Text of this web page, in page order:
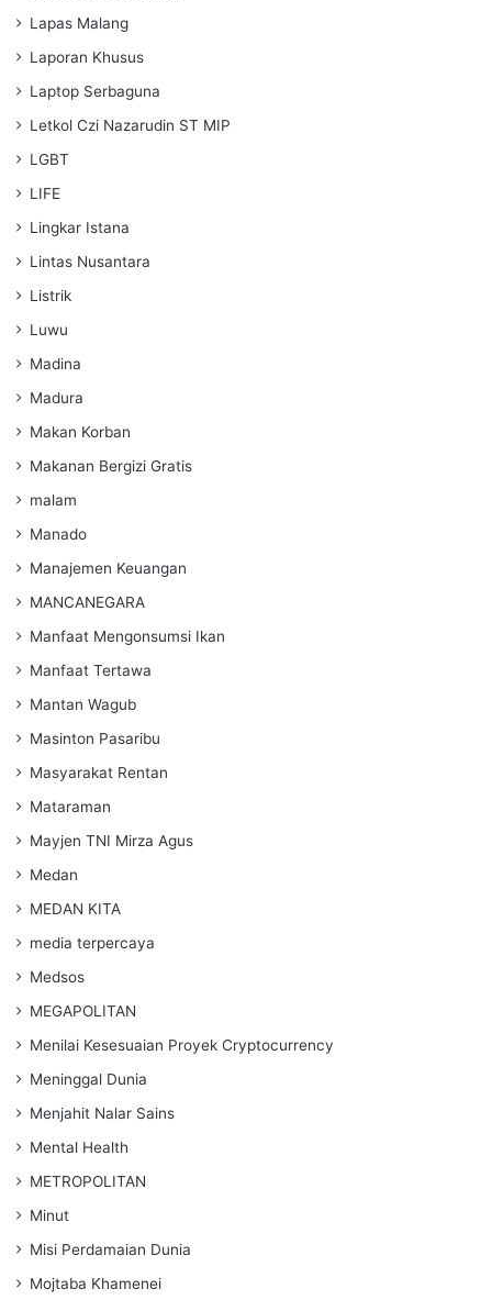
Lapas Malang
Laporan Khusus
Laptop Serbaguna
Letkol Czi Nazarudin ST MIP
LGBT
LIFE
Lingkar Istana
Lintas Nusantara
Listrik
Luwu
Madina
Madura
Makan Korban
Makanan Bergizi Gratis
malam
Manado
Manajemen Keuangan
MANCANEGARA
Manfaat Mengonsumsi Ikan
Manfaat Tertawa
Mantan Wagub
Masinton Pasaribu
Masyarakat Rentan
Mataraman
Mayjen TNI Mirza Agus
Medan
MEDAN KITA
media terpercaya
Medsos
MEGAPOLITAN
Menilai Kesesuaian Proyek Cryptocurrency
Meninggal Dunia
Menjahit Nalar Sains
Mental Health
METROPOLITAN
Minut
Misi Perdamaian Dunia
Mojtaba Khamenei